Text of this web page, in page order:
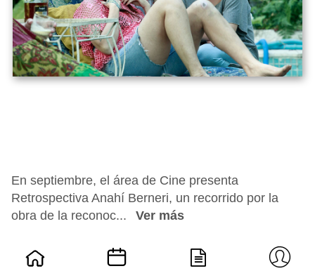
En septiembre, el área de Cine presenta
Retrospectiva Anahí Berneri, un recorrido por la
obra de la reconoc...
Ver más